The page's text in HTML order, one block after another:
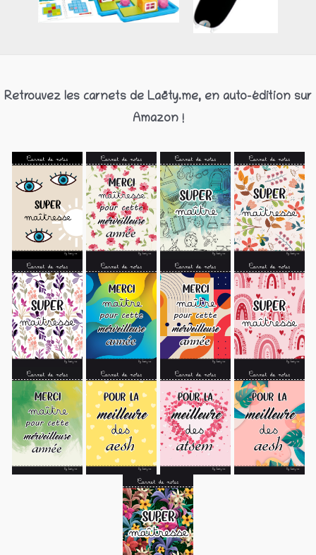
Retrouvez les carnets de Laëty.me, en auto-édition sur
Amazon !